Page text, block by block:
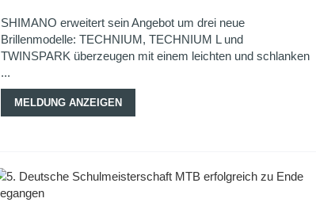
SHIMANO erweitert sein Angebot um drei neue
Brillenmodelle: TECHNIUM, TECHNIUM L und
TWINSPARK überzeugen mit einem leichten und schlanken
...
MELDUNG ANZEIGEN